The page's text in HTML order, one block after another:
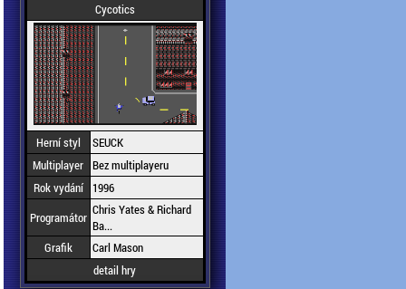
Cycotics
Herní styl
SEUCK
Multiplayer Bez multiplayeru
Rok vydání
1996
Programátor Chris Yates & Richard
Ba...
Grafik
Carl Mason
detail hry